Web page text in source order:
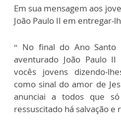
Em sua mensagem aos
João Paulo II em entregar-
“ No final do Ano Santo
aventurado João Paulo
vocês jovens dizendo-
como sinal do amor de
anunciai a todos que
ressuscitado há salvação e